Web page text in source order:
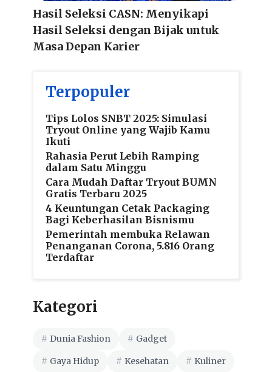
Hasil Seleksi CASN: Menyikapi
Hasil Seleksi dengan Bijak untuk
Masa Depan Karier
Terpopuler
Tips Lolos SNBT 2025: Simulasi
Tryout Online yang Wajib Kamu
Ikuti
Rahasia Perut Lebih Ramping
dalam Satu Minggu
Cara Mudah Daftar Tryout BUMN
Gratis Terbaru 2025
4 Keuntungan Cetak Packaging
Bagi Keberhasilan Bisnismu
Pemerintah membuka Relawan
Penanganan Corona, 5.816 Orang
Terdaftar
Kategori
Dunia Fashion Gadget
Gaya Hidup Kesehatan Kuliner